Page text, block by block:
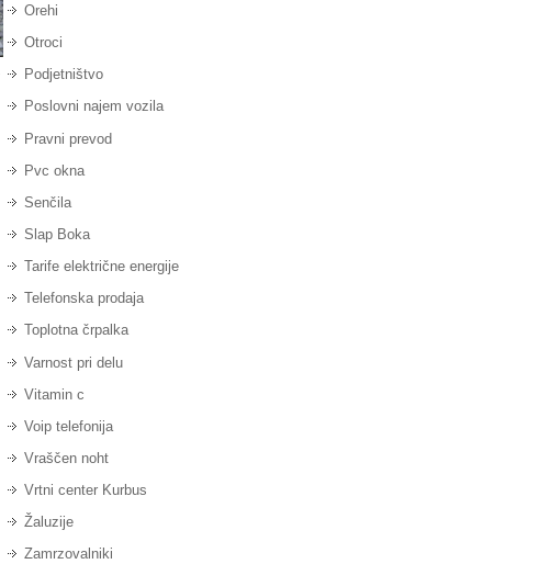
Orehi
Otroci
Podjetništvo
Poslovni najem vozila
Pravni prevod
Pvc okna
Senčila
Slap Boka
Tarife električne energije
Telefonska prodaja
Toplotna črpalka
Varnost pri delu
Vitamin c
Voip telefonija
Vraščen noht
Vrtni center Kurbus
Žaluzije
Zamrzovalniki